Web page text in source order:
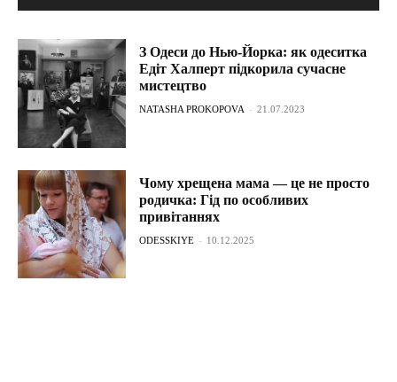
З Одеси до Нью-Йорка: як одеситка
Едіт Халперт підкорила сучасне
мистецтво
NATASHA PROKOPOVA - 21.07.2023
Чому хрещена мама — це не просто
родичка: Гід по особливих
привітаннях
ODESSKIYE - 10.12.2025